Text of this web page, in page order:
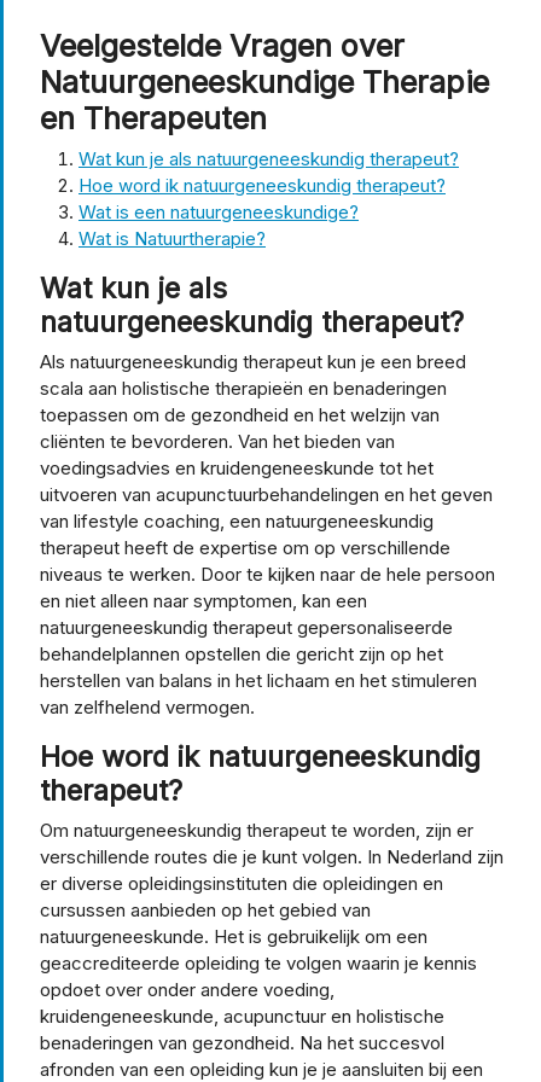
Veelgestelde Vragen over
Natuurgeneeskundige Therapie
en Therapeuten
Wat kun je als natuurgeneeskundig therapeut?
Hoe word ik natuurgeneeskundig therapeut?
Wat is een natuurgeneeskundige?
Wat is Natuurtherapie?
Wat kun je als
natuurgeneeskundig therapeut?
Als natuurgeneeskundig therapeut kun je een breed
scala aan holistische therapieën en benaderingen
toepassen om de gezondheid en het welzijn van
cliënten te bevorderen. Van het bieden van
voedingsadvies en kruidengeneeskunde tot het
uitvoeren van acupunctuurbehandelingen en het geven
van lifestyle coaching, een natuurgeneeskundig
therapeut heeft de expertise om op verschillende
niveaus te werken. Door te kijken naar de hele persoon
en niet alleen naar symptomen, kan een
natuurgeneeskundig therapeut gepersonaliseerde
behandelplannen opstellen die gericht zijn op het
herstellen van balans in het lichaam en het stimuleren
van zelfhelend vermogen.
Hoe word ik natuurgeneeskundig
therapeut?
Om natuurgeneeskundig therapeut te worden, zijn er
verschillende routes die je kunt volgen. In Nederland zijn
er diverse opleidingsinstituten die opleidingen en
cursussen aanbieden op het gebied van
natuurgeneeskunde. Het is gebruikelijk om een
geaccrediteerde opleiding te volgen waarin je kennis
opdoet over onder andere voeding,
kruidengeneeskunde, acupunctuur en holistische
benaderingen van gezondheid. Na het succesvol
afronden van een opleiding kun je je aansluiten bij een